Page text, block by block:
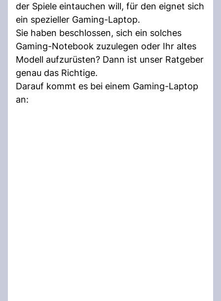
der Spiele eintauchen will, für den eignet sich
ein spezieller Gaming-Laptop.
Sie haben beschlossen, sich ein solches
Gaming-Notebook zuzulegen oder Ihr altes
Modell aufzurüsten? Dann ist unser Ratgeber
genau das Richtige.
Darauf kommt es bei einem Gaming-Laptop
an: